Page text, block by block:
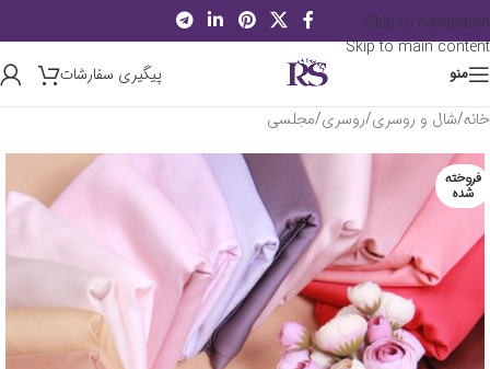
Skip to navigation
Skip to main content
منو
پیگیری سفارشات
خانه/شال و روسری/روسری/مجلسی
فروخته
شده